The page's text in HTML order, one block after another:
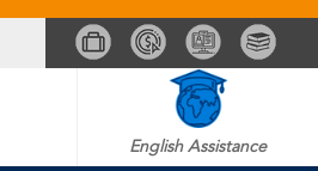
English Assistance